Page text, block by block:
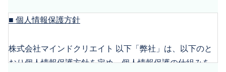
■ 個人情報保護方針
株式会社マインドクリエイト 以下「弊社」は、以下のと
おり個⼈情報保護⽅針を定め、個⼈情報保護の仕組みを